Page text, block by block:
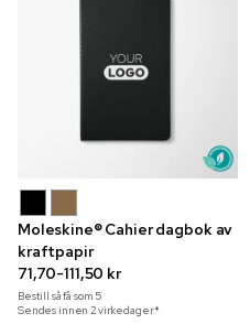
Moleskine® Cahier dagbok av
kraftpapir
71,70-111,50 kr
Bestill så få som 5
Sendes innen 2 virkedager*